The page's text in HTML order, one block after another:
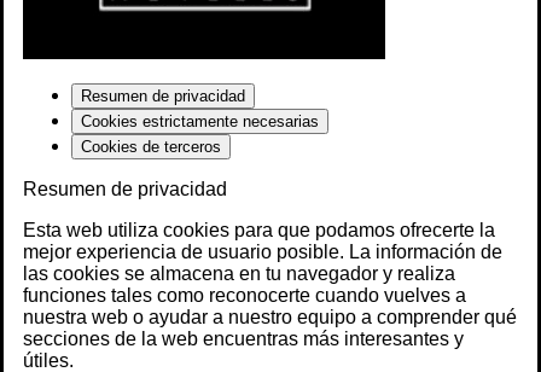
Resumen de privacidad
Cookies estrictamente necesarias
Cookies de terceros
Resumen de privacidad
Esta web utiliza cookies para que podamos ofrecerte la
mejor experiencia de usuario posible. La información de
las cookies se almacena en tu navegador y realiza
funciones tales como reconocerte cuando vuelves a
nuestra web o ayudar a nuestro equipo a comprender qué
secciones de la web encuentras más interesantes y
útiles.